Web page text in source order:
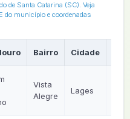
de Santa Catarina (SC). Veja
do município e coordenadas
Bairro Cidade
Vista
Alegre
Lages